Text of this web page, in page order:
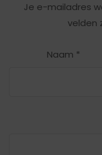
Je e-mailadres
velden
Naam *